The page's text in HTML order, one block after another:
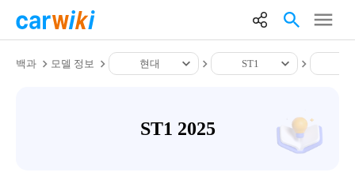
백과 모델 정보 현대 ST1
ST1 2025